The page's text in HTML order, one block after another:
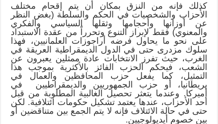
كذلك فإنه من النزق بمكان أن يتم إقحام مختلف
الأحزاب والشخصيات في الحكم والسلطة (بغض النظر
عن أوزانها وأحجامها وثقلها السياسي والفكري
والمعنوي) فقط لإبراز التنوع وتحرراً من عقدة الاستبداد
على نحو ما يحاول فرضه أراجوزات العلمانيين، فهذا
سلوك مزدرى حتى في الدول الديمقراطية العريقة في
الغرب، حيث تفرز الانتخابات عادة ممثلين يعبرون عن
الشعب، فيحكم الحزب الفائز بالأكثرية بموجب هذا
التمثيل، كما يفعل حزب المحافظين والعمال في
بريطانيا، أو حزب الجمهوريين والديمقراطيين في
أميركا. وعندما يتعثر تحصيل الغالبية المطلوبة من قبل
أحد الأحزاب، عندها يعتمد تشكيل حكومات ائتلافية. لكن
حتى في حالة الائتلاف فإنه لا يتم الجمع بين متناقضين أو
بين خصوم أيديولوجيين.